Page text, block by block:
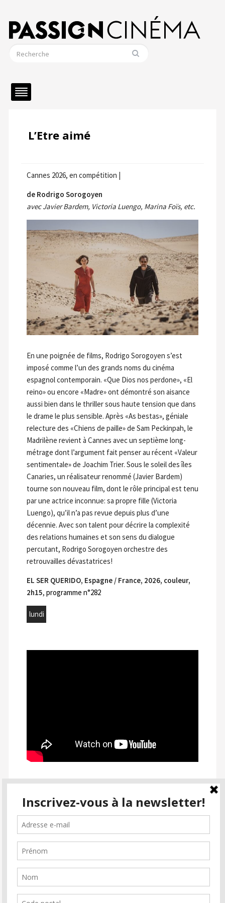
L’Etre aimé
Cannes 2026, en compétition |
de Rodrigo Sorogoyen
avec Javier Bardem, Victoria Luengo, Marina Foïs, etc.
En une poignée de films, Rodrigo Sorogoyen s’est
imposé comme l’un des grands noms du cinéma
espagnol contemporain. «Que Dios nos perdone», «El
reino» ou encore «Madre» ont démontré son aisance
aussi bien dans le thriller sous haute tension que dans
le drame le plus sensible. Après «As bestas», géniale
relecture des «Chiens de paille» de Sam Peckinpah, le
Madrilène revient à Cannes avec un septième long-
métrage dont l’argument fait penser au récent «Valeur
sentimentale» de Joachim Trier. Sous le soleil des îles
Canaries, un réalisateur renommé (Javier Bardem)
tourne son nouveau film, dont le rôle principal est tenu
par une actrice inconnue: sa propre fille (Victoria
Luengo), qu’il n’a pas revue depuis plus d’une
décennie. Avec son talent pour décrire la complexité
des relations humaines et son sens du dialogue
percutant, Rodrigo Sorogoyen orchestre des
retrouvailles dévastatrices!
EL SER QUERIDO, Espagne / France, 2026, couleur,
2h15, programme n°282
lundi
SUIVEZ PASSION CINÉMA
facebookinstagramemail-
alt2
Inscrivez-vous à la newsletter
Soutenez Passion Cinéma
Faire un don